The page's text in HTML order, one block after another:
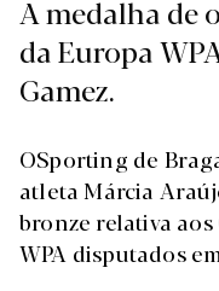
A medalha de
da Europa
Gamez.
OSporting de
atleta Márcia
bronze relativa
WPA disputados